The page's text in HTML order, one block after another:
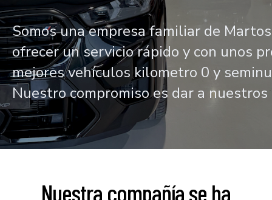
Somos una empresa familiar de
ofrecer un servicio rápido y con unos
mejores vehículos kilometro 0 y
Nuestro compromiso es dar a
Nuestra compañía se ha